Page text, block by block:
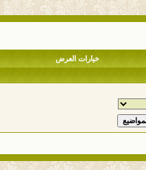
خيارات العرض